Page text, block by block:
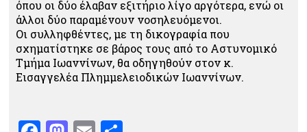
όπου οι δύο έλαβαν εξιτήριο λίγο αργότερα, ενώ οι
άλλοι δύο παραμένουν νοσηλευόμενοι.
Οι συλληφθέντες, με τη δικογραφία που
σχηματίστηκε σε βάρος τους από το Αστυνομικό
Τμήμα Ιωαννίνων, θα οδηγηθούν στον κ.
Εισαγγελέα Πλημμελειοδικών Ιωαννίνων.